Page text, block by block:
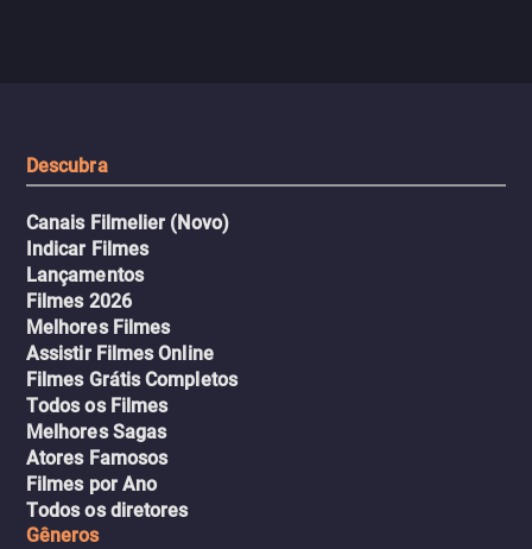
Descubra
Canais Filmelier (Novo)
Indicar Filmes
Lançamentos
Filmes 2026
Melhores Filmes
Assistir Filmes Online
Filmes Grátis Completos
Todos os Filmes
Melhores Sagas
Atores Famosos
Filmes por Ano
Todos os diretores
Gêneros